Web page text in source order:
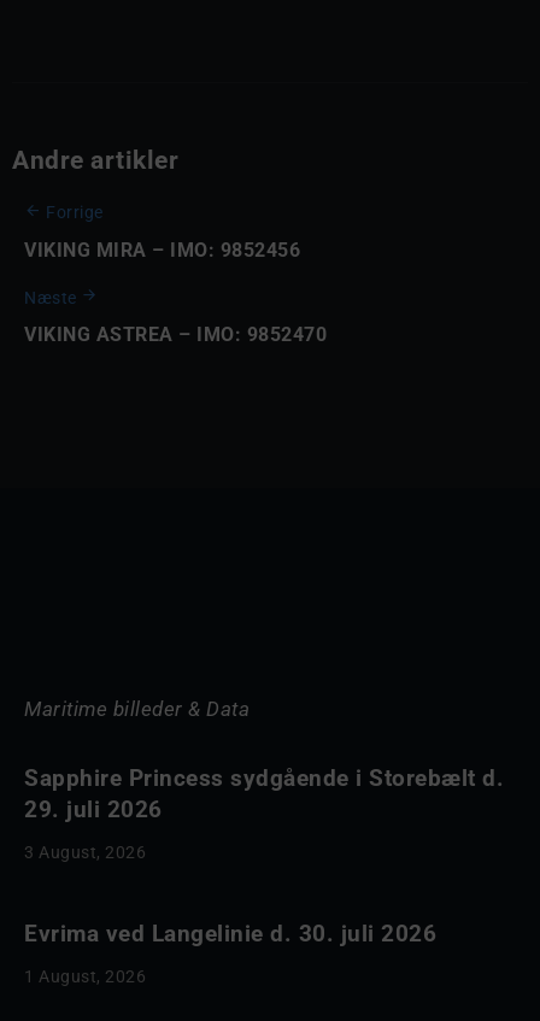
Andre artikler
Forrige
VIKING MIRA – IMO: 9852456
Næste
VIKING ASTREA – IMO: 9852470
Maritime billeder & Data
Sapphire Princess sydgående i Storebælt d.
29. juli 2026
3 August, 2026
Evrima ved Langelinie d. 30. juli 2026
1 August, 2026